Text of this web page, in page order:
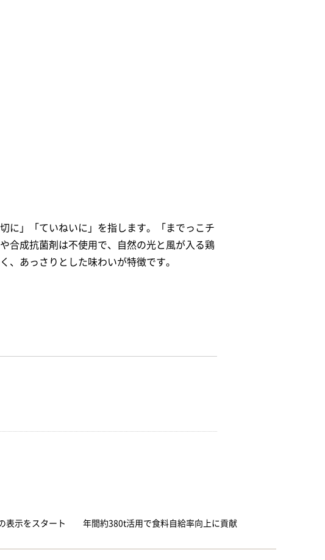
に」「ていねいに」を指します。「までっこチ
合成抗菌剤は不使用で、自然の光と風が入る鶏
、あっさりとした味わいが特徴です。
の表示をスタート 年間約380t活用で食料自給率向上に貢献